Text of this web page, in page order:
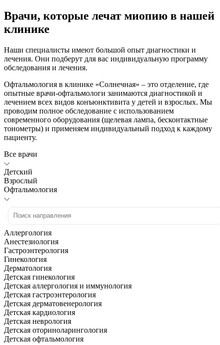
Врачи, которые лечат миопию в нашей
клинике
Наши специалисты имеют большой опыт диагностики и
лечения. Они подберут для вас индивидуальную программу
обследования и лечения.
Офтальмология в клинике «Солнечная» – это отделение, где
опытные врачи-офтальмологи занимаются диагностикой и
лечением всех видов конъюнктивита у детей и взрослых. Мы
проводим полное обследование с использованием
современного оборудования (щелевая лампа, бесконтактные
тонометры) и применяем индивидуальный подход к каждому
пациенту.
Все врачи
Детский
Взрослый
Офтальмология
Аллергология
Анестезиология
Гастроэнтерология
Гинекология
Дерматология
Детская гинекология
Детская аллергология и иммунология
Детская гастроэнтерология
Детская дерматовенерология
Детская кардиология
Детская неврология
Детская оториноларингология
Детская офтальмология